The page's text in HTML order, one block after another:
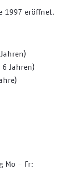
1997 eröffnet.
Jahren)
Mo - Fr: